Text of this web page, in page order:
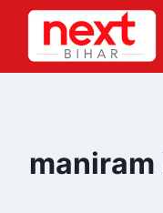
Skip
content
maniram